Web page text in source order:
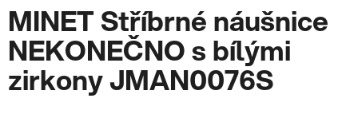
MINET Stříbrné náušnice
NEKONEČNO s bílými
zirkony JMAN0076S